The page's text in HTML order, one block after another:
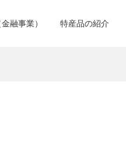
融事業） 特産品の紹介